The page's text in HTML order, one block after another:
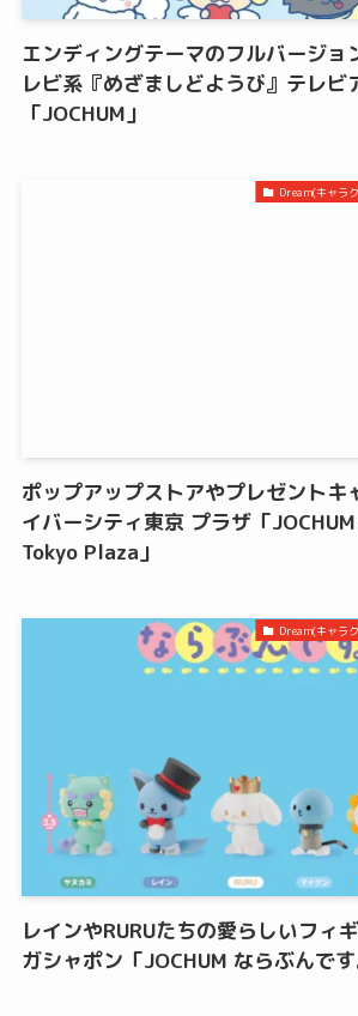
エンディングテーマのフルバージョ
レビ系『めざましどようび』テレビ
「JOCHUM」
Dream(キャラ
ポップアップストアやプレゼントキ
イバーシティ東京 プラザ「
Tokyo Plaza」
Dream(キャラ
レインやRURUたちの愛らしいフィ
ガシャポン「JOCHUM ならぶんです